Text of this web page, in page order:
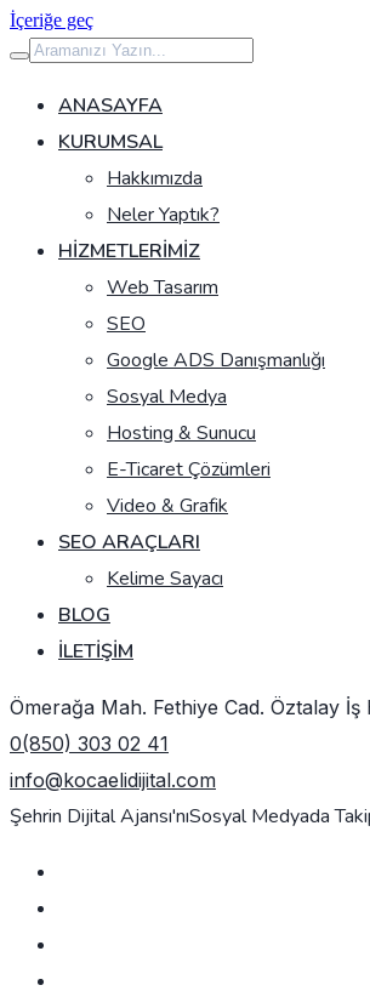
İçeriğe geç
ANASAYFA
KURUMSAL
Hakkımızda
Neler Yaptık?
HIZMETLERIMIZ
Web Tasarım
SEO
Google ADS Danışmanlığı
Sosyal Medya
Hosting & Sunucu
E-Ticaret Çözümleri
Video & Grafik
SEO ARAÇLARI
Kelime Sayacı
BLOG
İLETIŞIM
Ömerağa Mah. Fethiye Cad. Öztalay İş
0(850) 303 02 41
info@kocaelidijital.com
Şehrin Dijital Ajansı'nıSosyal Medyada